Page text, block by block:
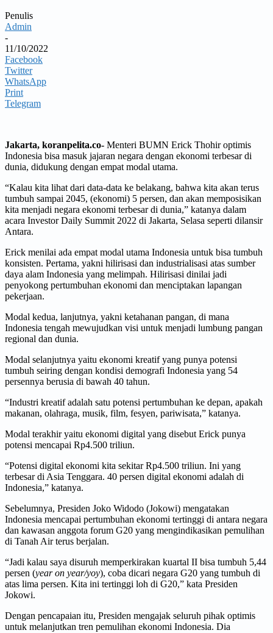
Penulis
Admin
-
11/10/2022
Facebook
Twitter
WhatsApp
Print
Telegram
Jakarta, koranpelita.co- Menteri BUMN Erick Thohir optimis
Indonesia bisa masuk jajaran negara dengan ekonomi terbesar di
dunia, didukung dengan empat modal utama.
“Kalau kita lihat dari data-data ke belakang, bahwa kita akan terus
tumbuh sampai 2045, (ekonomi) 5 persen, dan akan memposisikan
kita menjadi negara ekonomi terbesar di dunia,” katanya dalam
acara Investor Daily Summit 2022 di Jakarta, Selasa seperti dilansir
Antara.
Erick menilai ada empat modal utama Indonesia untuk bisa tumbuh
konsisten. Pertama, yakni hilirisasi dan industrialisasi atas sumber
daya alam Indonesia yang melimpah. Hilirisasi dinilai jadi
penyokong pertumbuhan ekonomi dan menciptakan lapangan
pekerjaan.
Modal kedua, lanjutnya, yakni ketahanan pangan, di mana
Indonesia tengah mewujudkan visi untuk menjadi lumbung pangan
regional dan dunia.
Modal selanjutnya yaitu ekonomi kreatif yang punya potensi
tumbuh seiring dengan kondisi demografi Indonesia yang 54
persennya berusia di bawah 40 tahun.
“Industri kreatif adalah satu potensi pertumbuhan ke depan, apakah
makanan, olahraga, musik, film, fesyen, pariwisata,” katanya.
Modal terakhir yaitu ekonomi digital yang disebut Erick punya
potensi mencapai Rp4.500 triliun.
“Potensi digital ekonomi kita sekitar Rp4.500 triliun. Ini yang
terbesar di Asia Tenggara. 40 persen digital ekonomi adalah di
Indonesia,” katanya.
Sebelumnya, Presiden Joko Widodo (Jokowi) mengatakan
Indonesia mencapai pertumbuhan ekonomi tertinggi di antara negara
dan kawasan anggota forum G20 yang mengindikasikan pemulihan
di Tanah Air terus berjalan.
“Jadi kalau saya disuruh memperkirakan kuartal II bisa tumbuh 5,44
persen (year on year/yoy), coba dicari negara G20 yang tumbuh di
atas lima persen. Kita ini tertinggi loh di G20,” kata Presiden
Jokowi.
Dengan pencapaian itu, Presiden mengajak seluruh pihak optimis
untuk melanjutkan tren pemulihan ekonomi Indonesia. Dia